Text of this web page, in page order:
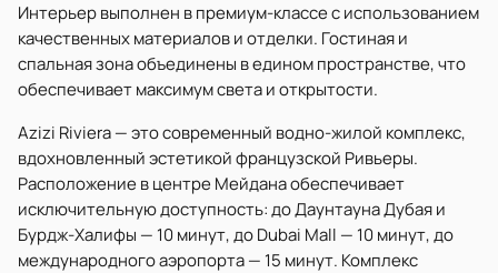
Интерьер выполнен в премиум-классе с использованием
качественных материалов и отделки. Гостиная и
спальная зона объединены в едином пространстве, что
обеспечивает максимум света и открытости.
Azizi Riviera — это современный водно-жилой комплекс,
вдохновленный эстетикой французской Ривьеры.
Расположение в центре Мейдана обеспечивает
исключительную доступность: до Даунтауна Дубая и
Бурдж-Халифы — 10 минут, до Dubai Mall — 10 минут, до
международного аэропорта — 15 минут. Комплекс